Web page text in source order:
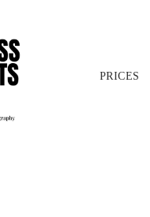
PRICES